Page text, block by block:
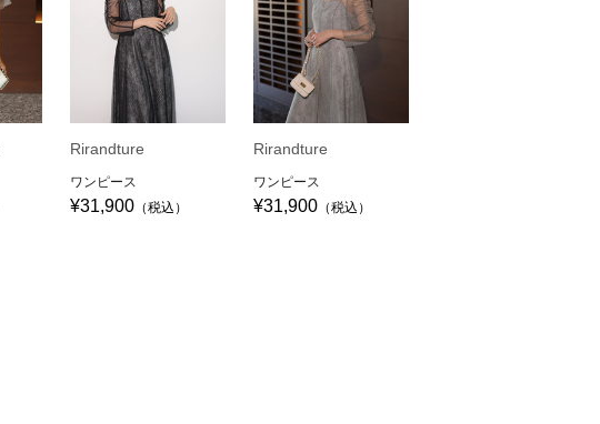
Rirandture
ワンピース
¥31,900 （税込）
Rirandture
ワンピース
¥31,900 （税込）